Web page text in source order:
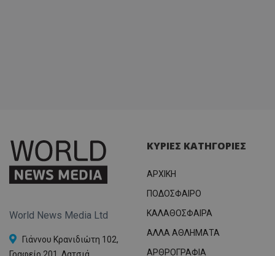
World News Media Ltd
Γιάννου Κρανιδιώτη 102,
ΚΥΡΙΕΣ ΚΑΤΗΓΟΡΙΕΣ
ΑΡΧΙΚΗ
ΠΟΔΟΣΦΑΙΡΟ
ΚΑΛΑΘΟΣΦΑΙΡΑ
ΑΛΛΑ ΑΘΛΗΜΑΤΑ
ΑΡΘΡΟΓΡΑΦΙΑ